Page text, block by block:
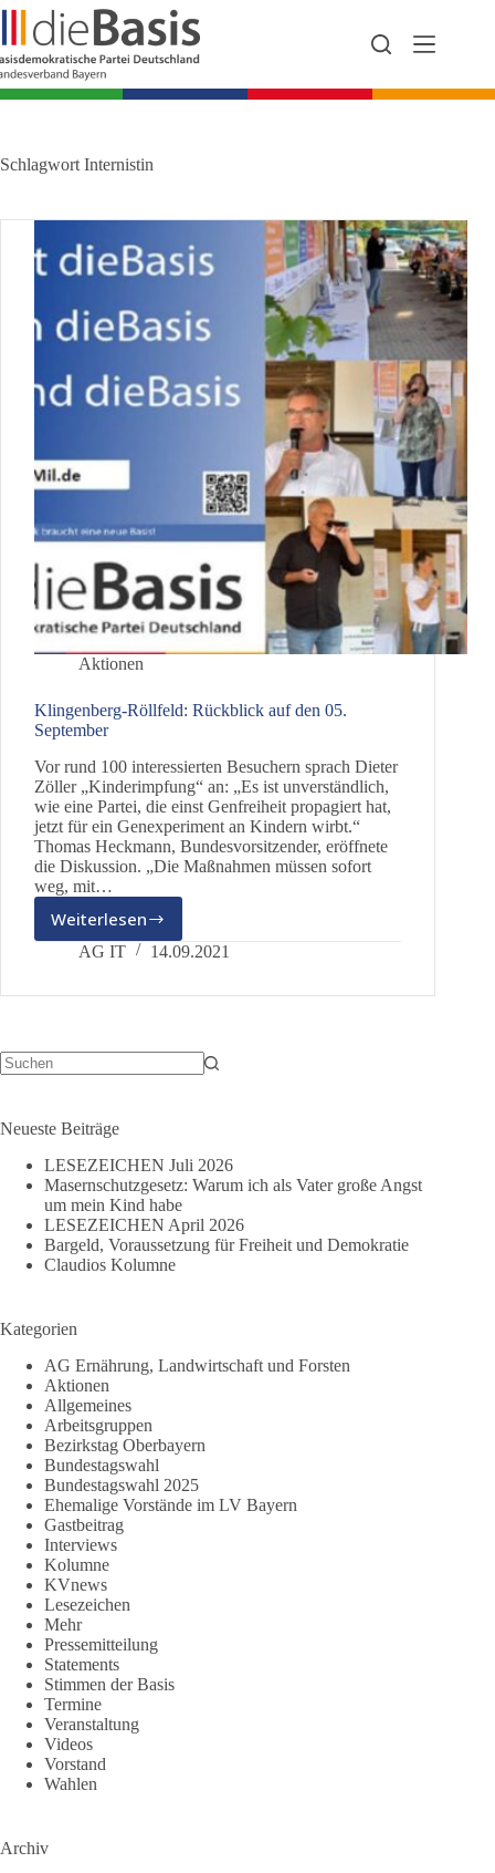
Zum
Inhalt
springen
Schlagwort Internistin
Aktionen
Klingenberg-Röllfeld: Rückblick auf den 05.
September
Vor rund 100 interessierten Besuchern sprach Dieter
Zöller „Kinderimpfung“ an: „Es ist unverständlich,
wie eine Partei, die einst Genfreiheit propagiert hat,
jetzt für ein Genexperiment an Kindern wirbt.“
Thomas Heckmann, Bundesvorsitzender, eröffnete
die Diskussion. „Die Maßnahmen müssen sofort
weg, mit…
WeiterlesenKlingenberg-
Röllfeld:
auf
AG IT 14.09.2021
Neueste Beiträge
LESEZEICHEN Juli 2026
Masernschutzgesetz: Warum ich als Vater große Angst
um mein Kind habe
LESEZEICHEN April 2026
Bargeld, Voraussetzung für Freiheit und Demokratie
Claudios Kolumne
Kategorien
AG Ernährung, Landwirtschaft und Forsten
Aktionen
Allgemeines
Arbeitsgruppen
Bezirkstag Oberbayern
Bundestagswahl
Bundestagswahl 2025
Ehemalige Vorstände im LV Bayern
Gastbeitrag
Interviews
Kolumne
KVnews
Lesezeichen
Mehr
Pressemitteilung
Statements
Stimmen der Basis
Termine
Veranstaltung
Videos
Vorstand
Wahlen
Archiv